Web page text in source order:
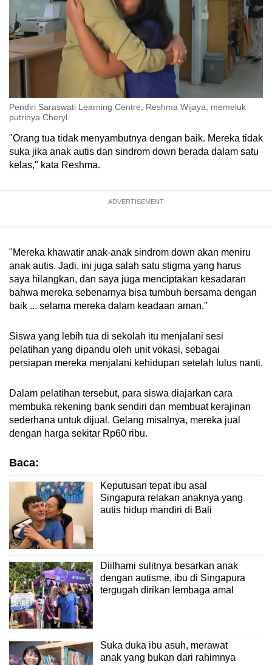
Pendiri Saraswati Learning Centre, Reshma Wijaya, memeluk
putrinya Cheryl.
"Orang tua tidak menyambutnya dengan baik. Mereka tidak
suka jika anak autis dan sindrom down berada dalam satu
kelas," kata Reshma.
ADVERTISEMENT
"Mereka khawatir anak-anak sindrom down akan meniru
anak autis. Jadi, ini juga salah satu stigma yang harus
saya hilangkan, dan saya juga menciptakan kesadaran
bahwa mereka sebenarnya bisa tumbuh bersama dengan
baik ... selama mereka dalam keadaan aman."
Siswa yang lebih tua di sekolah itu menjalani sesi
pelatihan yang dipandu oleh unit vokasi, sebagai
persiapan mereka menjalani kehidupan setelah lulus nanti.
Dalam pelatihan tersebut, para siswa diajarkan cara
membuka rekening bank sendiri dan membuat kerajinan
sederhana untuk dijual. Gelang misalnya, mereka jual
dengan harga sekitar Rp60 ribu.
Baca:
Keputusan tepat ibu asal
Singapura relakan anaknya yang
autis hidup mandiri di Bali
Diilhami sulitnya besarkan anak
dengan autisme, ibu di Singapura
tergugah dirikan lembaga amal
Suka duka ibu asuh, merawat
anak yang bukan dari rahimnya